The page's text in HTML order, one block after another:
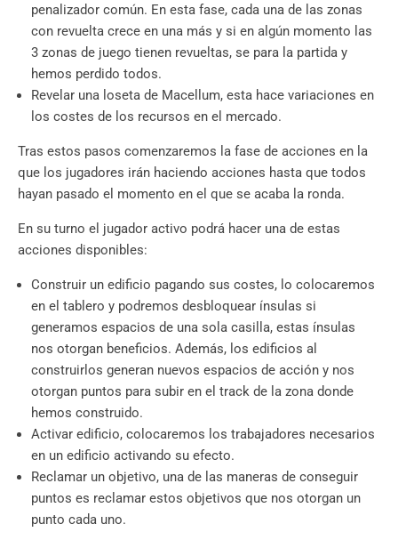
penalizador común. En esta fase, cada una de las zonas
con revuelta crece en una más y si en algún momento las
3 zonas de juego tienen revueltas, se para la partida y
hemos perdido todos.
Revelar una loseta de Macellum, esta hace variaciones en
los costes de los recursos en el mercado.
Tras estos pasos comenzaremos la fase de acciones en la
que los jugadores irán haciendo acciones hasta que todos
hayan pasado el momento en el que se acaba la ronda.
En su turno el jugador activo podrá hacer una de estas
acciones disponibles:
Construir un edificio pagando sus costes, lo colocaremos
en el tablero y podremos desbloquear ínsulas si
generamos espacios de una sola casilla, estas ínsulas
nos otorgan beneficios. Además, los edificios al
construirlos generan nuevos espacios de acción y nos
otorgan puntos para subir en el track de la zona donde
hemos construido.
Activar edificio, colocaremos los trabajadores necesarios
en un edificio activando su efecto.
Reclamar un objetivo, una de las maneras de conseguir
puntos es reclamar estos objetivos que nos otorgan un
punto cada uno.